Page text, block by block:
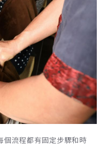
個流程都有固定步驟和時